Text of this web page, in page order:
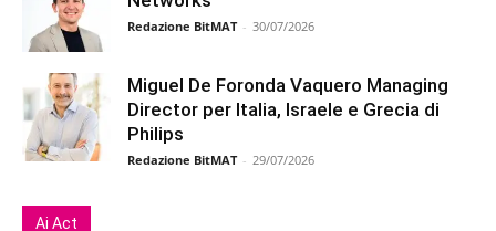
Redazione BitMAT - 30/07/2026
Miguel De Foronda Vaquero Managing
Director per Italia, Israele e Grecia di
Philips
Redazione BitMAT - 29/07/2026
Ai Act